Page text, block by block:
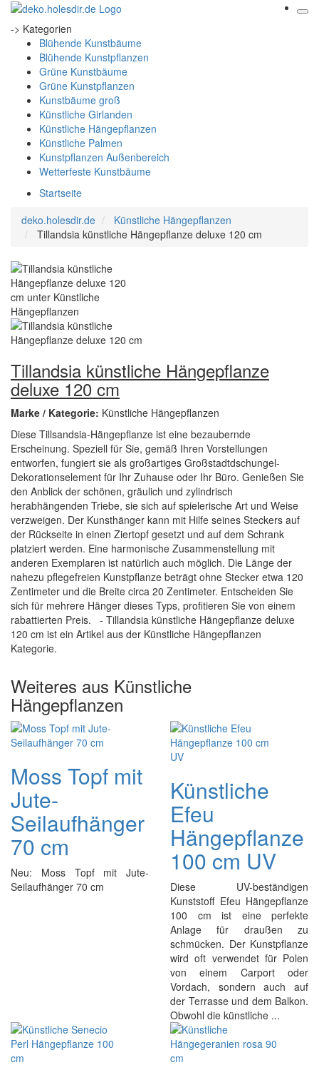
-> Kategorien
Blühende Kunstbäume
Blühende Kunstpflanzen
Grüne Kunstbäume
Grüne Kunstpflanzen
Kunstbäume groß
Künstliche Girlanden
Künstliche Hängepflanzen
Künstliche Palmen
Kunstpflanzen Außenbereich
Wetterfeste Kunstbäume
Startseite
deko.holesdir.de
Künstliche Hängepflanzen
Tillandsia künstliche Hängepflanze deluxe 120 cm
Tillandsia künstliche Hängepflanze
deluxe 120 cm
Marke / Kategorie: Künstliche Hängepflanzen
Diese Tillsandsia-Hängepflanze ist eine bezaubernde
Erscheinung. Speziell für Sie, gemäß Ihren Vorstellungen
entworfen, fungiert sie als großartiges Großstadtdschungel-
Dekorationselement für Ihr Zuhause oder Ihr Büro. Genießen Sie
den Anblick der schönen, gräulich und zylindrisch
herabhängenden Triebe, sie sich auf spielerische Art und Weise
verzweigen. Der Kunsthänger kann mit Hilfe seines Steckers auf
der Rückseite in einen Ziertopf gesetzt und auf dem Schrank
platziert werden. Eine harmonische Zusammenstellung mit
anderen Exemplaren ist natürlich auch möglich. Die Länge der
nahezu pflegefreien Kunstpflanze beträgt ohne Stecker etwa 120
Zentimeter und die Breite circa 20 Zentimeter. Entscheiden Sie
sich für mehrere Hänger dieses Typs, profitieren Sie von einem
rabattierten Preis. - Tillandsia künstliche Hängepflanze deluxe
120 cm ist ein Artikel aus der Künstliche Hängepflanzen
Kategorie.
Weiteres aus Künstliche
Hängepflanzen
Moss Topf mit
Jute-
Seilaufhänger
70 cm
Neu: Moss Topf mit Jute-
Seilaufhänger 70 cm
Künstliche
Efeu
Hängepflanze
100 cm UV
Diese UV-beständigen
Kunststoff Efeu Hängepflanze
100 cm ist eine perfekte
Anlage für draußen zu
schmücken. Der Kunstpflanze
wird oft verwendet für Polen
von einem Carport oder
Vordach, sondern auch auf
der Terrasse und dem Balkon.
Obwohl die künstliche ...